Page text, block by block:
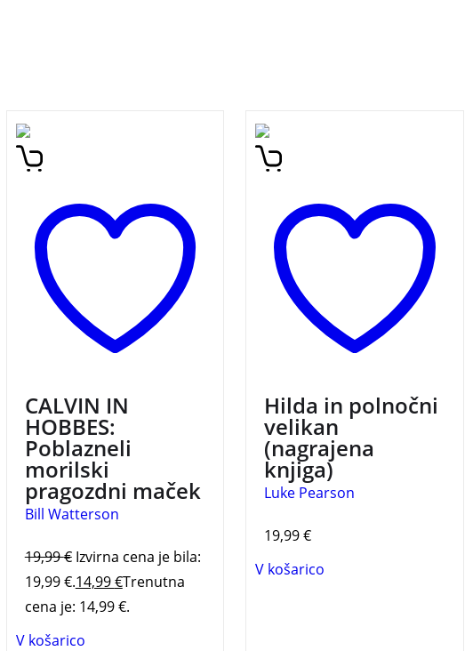
Calvin in Hobbes:
Poblazneli morilski
knjiga v zbirki
najzabavnejših stripov z
glavnima junakoma
Calvinom in Hobbesom!
Strip je prevedel Boštjan
Gorenc – Pižama.
CALVIN IN
HOBBES:
Poblazneli
morilski
pragozdni maček
Bill Watterson
19,99€ Izvirna cena je bila:
19,99 €.14,99€Trenutna
cena je: 14,99 €.
V košarico
Dogodivščine pustolovske
deklice Hilde, ki živi visoko
poln nenavadnih bitij, med
drugim tudi trolov in pa
malih nevidnih bitij, ki si
prizadevajo, da bi se Hilda
in njena mama izselili iz
hiše … Knjiga je prejela
nominacijo Zlatirepec za
najboljši strip in priznanje
kakovostno mladinsko
književnost podeljuje
Mestna knjižnica Ljubljana.
Hilda in polnočni
velikan
(nagrajena
knjiga)
Luke Pearson
19,99€
V košarico